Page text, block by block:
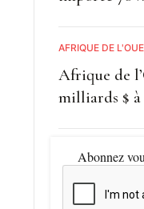
AFRIQUE DE
Afrique de
milliards $
Abonnez